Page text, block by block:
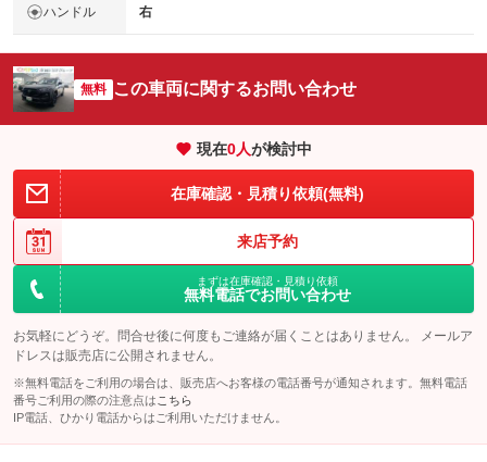
ハンドル 右
無料 この車両に関するお問い合わせ
現在0人が検討中
在庫確認・見積り依頼(無料)
来店予約
まずは在庫確認・見積り依頼
無料電話でお問い合わせ
お気軽にどうぞ。問合せ後に何度もご連絡が届くことはありません。 メールア
ドレスは販売店に公開されません。
※無料電話をご利用の場合は、販売店へお客様の電話番号が通知されます。無料電話
番号ご利用の際の注意点は こちら
IP電話、ひかり電話からはご利用いただけません。